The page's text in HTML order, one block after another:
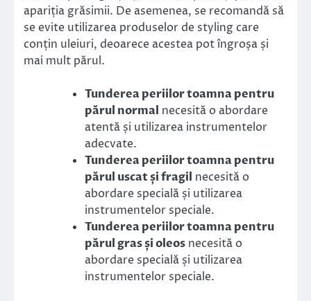
apariția grăsimii. De asemenea, se recomandă să
se evite utilizarea produselor de styling care
conțin uleiuri, deoarece acestea pot îngroșa și
mai mult părul.
Tunderea periilor toamna pentru
părul normal necesită o abordare
atentă și utilizarea instrumentelor
adecvate.
Tunderea periilor toamna pentru
părul uscat și fragil necesită o
abordare specială și utilizarea
instrumentelor speciale.
Tunderea periilor toamna pentru
părul gras și oleos necesită o
abordare specială și utilizarea
instrumentelor speciale.